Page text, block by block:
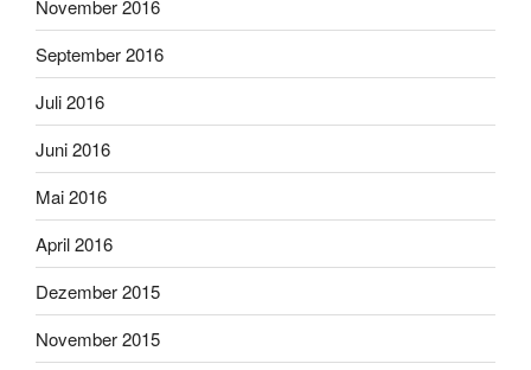
November 2016
September 2016
Juli 2016
Juni 2016
Mai 2016
April 2016
Dezember 2015
November 2015